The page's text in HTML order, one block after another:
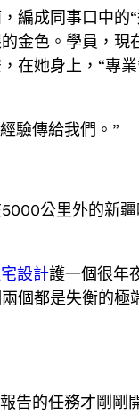
編成同事口中的“
金色。學員，現
在她身上，“專
驗傳給我們。”
公里外的新
設計護一個很年
個都是失衡的極
告的任務才剛剛